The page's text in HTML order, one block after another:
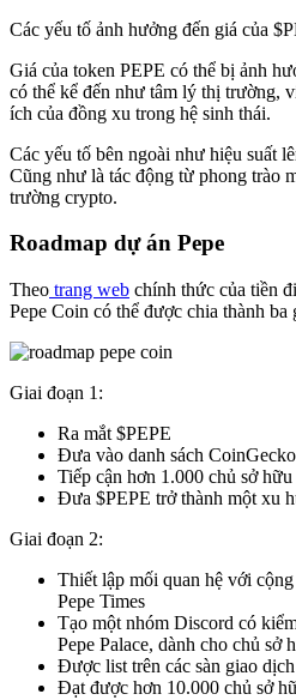
Các yếu tố ảnh hưởng đến giá của
Giá của token PEPE có thể bị ảnh
có thể kể đến như tâm lý thị trường,
ích của đồng xu trong hệ sinh thái.
Các yếu tố bên ngoài như hiệu suất
Cũng như là tác động từ phong trào
trường crypto.
Roadmap dự án Pepe
Theo trang web chính thức của tiền
Pepe Coin có thể được chia thành ba
Giai đoạn 1:
Ra mắt $PEPE
Đưa vào danh sách
Tiếp cận hơn 1.000 chủ sở hữu
Đưa $PEPE trở thành một xu
Giai đoạn 2:
Thiết lập mối quan hệ với
Pepe Times
Tạo một nhóm Discord có
Pepe Palace, dành cho chủ sở
Được list trên các sàn giao
Đạt được hơn 10.000 chủ sở